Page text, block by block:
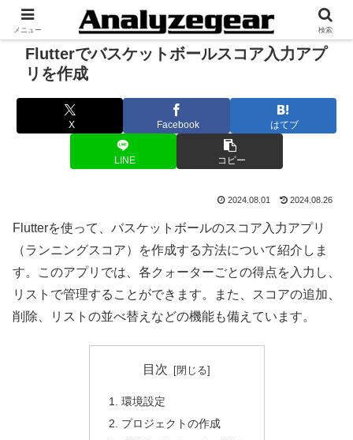
Flutterでバスケットボールスコア入力アプ
リを作成
X Facebook はてブ
LINE コピー
2024.08.01 2024.08.26
Flutterを使って、バスケットボールのスコア入力アプリ
（ランニングスコア）を作成する方法について紹介しま
す。このアプリでは、各クォーターごとの得点を入力し、
リストで管理することができます。また、スコアの追加、
削除、リストの並べ替えなどの機能も備えています。
目次
環境設定
プロジェクトの作成
メニュー 検索